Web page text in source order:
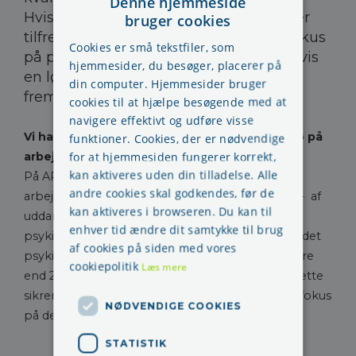
Hvis deltagerne og underviserne ikke er
tilfredse med kursusstedet sætter vi fokus
på problemet for at finde en løsning. Hvis
en løsning ikke kan opnås vil vi ikke
fremover benytte kursusstedet.
Vi har også fokus på det psykiske arbejdsmiljø på
arbejdsmiljøuddannelsen
På APROPOS kommunikations
arbejdsmiljøuddannelse fokusere vi en halv dag - af
uddannelsens tre dages undervisning på det
psykiske arbejdsmiljø. Her vil der være fokus på det
psykiske arbejdsmiljø. Vores undervisere har mere
end 20 års erfaring i det psykiske arbejdsmiljø, dette
sikrer et højt fagligt niveau i uddannelsens med fokus
på det psykiske arbejdsmiljø.
bruger cookies
Cookies er små tekstfiler, som
hjemmesider, du besøger, placerer på
din computer. Hjemmesider bruger
cookies til at hjælpe besøgende med at
navigere effektivt og udføre visse
funktioner. Cookies, der er nødvendige
for at hjemmesiden fungerer korrekt,
kan aktiveres uden din tilladelse. Alle
andre cookies skal godkendes, før de
kan aktiveres i browseren. Du kan til
enhver tid ændre dit samtykke til brug
af cookies på siden med vores
cookiepolitik Læs mere
NØDVENDIGE COOKIES
STATISTIK